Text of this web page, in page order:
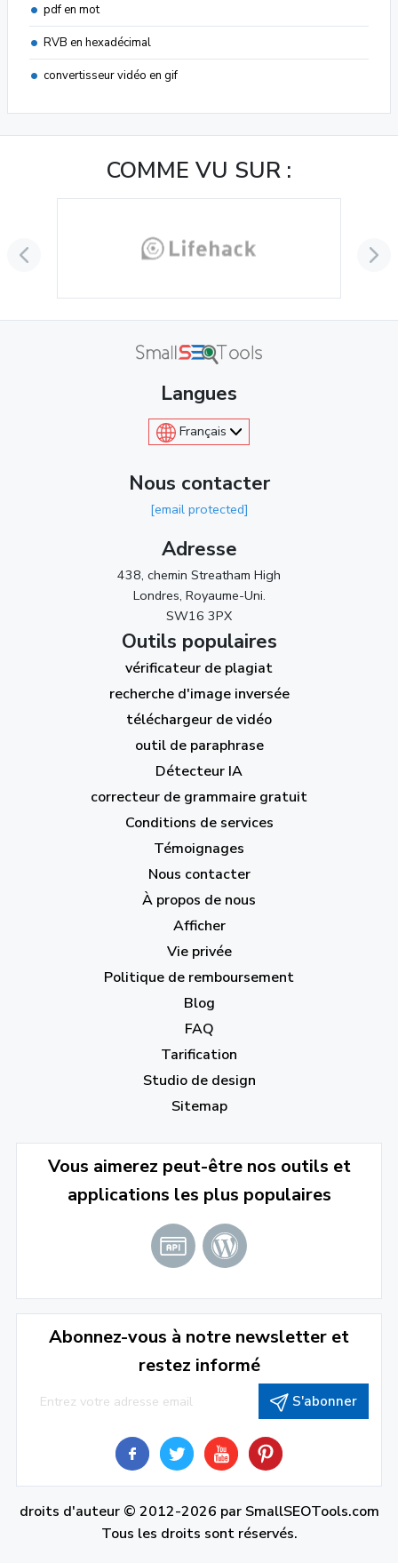
pdf en mot
RVB en hexadécimal
convertisseur vidéo en gif
COMME VU SUR :
Langues
Français
Nous contacter
[email protected]
Adresse
438, chemin Streatham High
Londres, Royaume-Uni.
SW16 3PX
Outils populaires
vérificateur de plagiat
recherche d'image inversée
téléchargeur de vidéo
outil de paraphrase
Détecteur IA
correcteur de grammaire gratuit
Conditions de services
Témoignages
Nous contacter
À propos de nous
Afficher
Vie privée
Politique de remboursement
Blog
FAQ
Tarification
Studio de design
Sitemap
Vous aimerez peut-être nos outils et
applications les plus populaires
Abonnez-vous à notre newsletter et
restez informé
S'abonner
droits d'auteur © 2012-2026 par SmallSEOTools.com
Tous les droits sont réservés.